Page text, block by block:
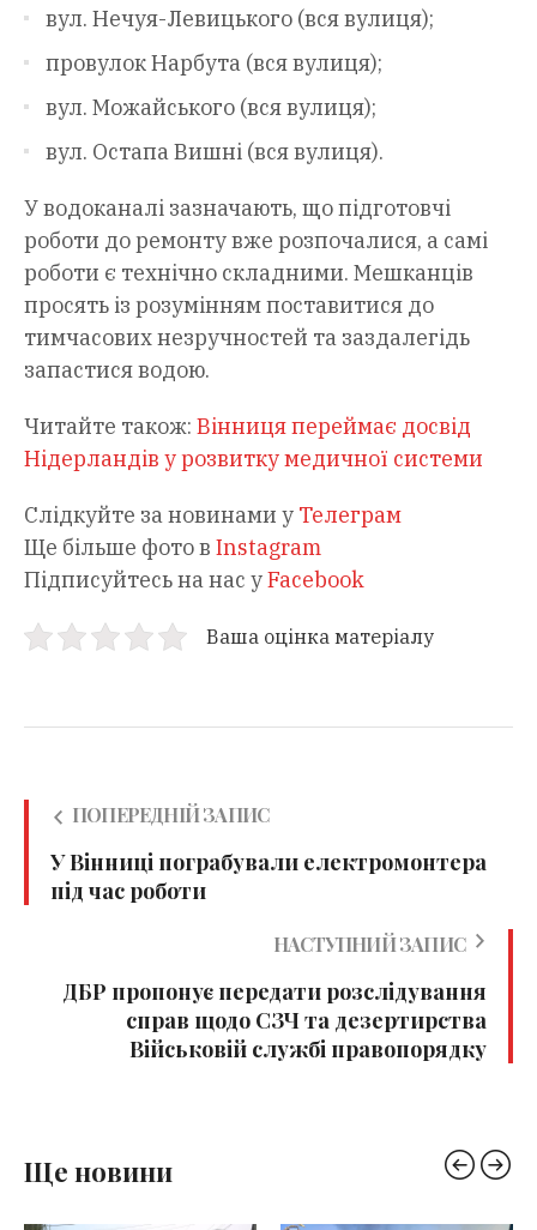
вул. Нечуя-Левицького (вся вулиця);
провулок Нарбута (вся вулиця);
вул. Можайського (вся вулиця);
вул. Остапа Вишні (вся вулиця).
У водоканалі зазначають, що підготовчі
роботи до ремонту вже розпочалися, а самі
роботи є технічно складними. Мешканців
просять із розумінням поставитися до
тимчасових незручностей та заздалегідь
запастися водою.
Читайте також: Вінниця переймає досвід
Нідерландів у розвитку медичної системи
Слідкуйте за новинами у Телеграм
Ще більше фото в Instagram
Підписуйтесь на нас уFacebook
Ваша оцінка матеріалу
ПОПЕРЕДНІЙ ЗАПИС
У Вінниці пограбували електромонтера
під час роботи
НАСТУПНИЙ ЗАПИС
ДБР пропонує передати розслідування
справ щодо СЗЧ та дезертирства
Військовій службі правопорядку
Ще новини